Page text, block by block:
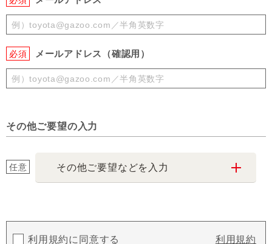
必須 メールアドレス（確認用）
その他ご要望の入力
任意 その他ご要望などを入力
利用規約に同意する 利用規約